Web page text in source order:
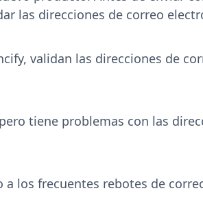
las direcciones de correo
validan las direcciones de
tiene problemas con las
los frecuentes rebotes de